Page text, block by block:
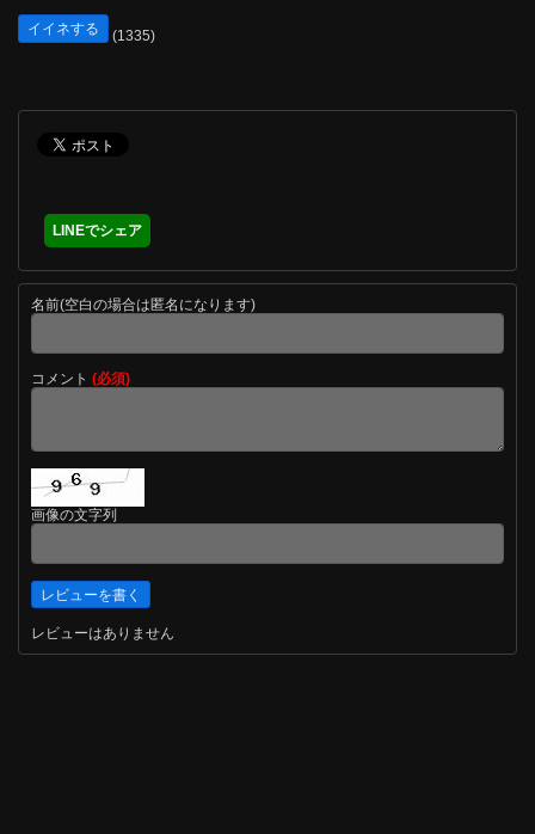
イイネする (1335)
LINEでシェア
名前(空白の場合は匿名になります)
コメント (必須)
画像の文字列
レビューはありません